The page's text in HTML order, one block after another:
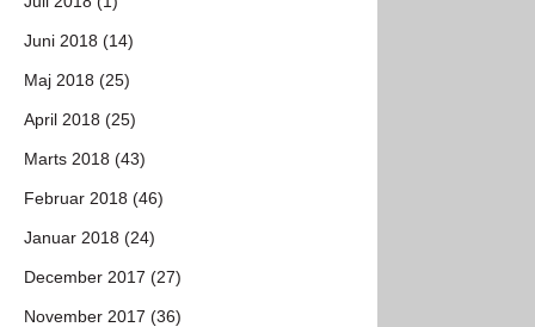
Juni 2018 (14)
Maj 2018 (25)
April 2018 (25)
Marts 2018 (43)
Februar 2018 (46)
Januar 2018 (24)
December 2017 (27)
November 2017 (36)